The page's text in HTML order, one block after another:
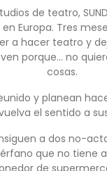
de teatro,
Europa. Tres
a hacer teatro y
ven porque… no
cosas.
y planean
el sentido a
a dos no-
que no tiene
de